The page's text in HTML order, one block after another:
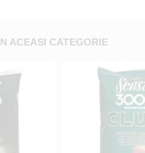
ACEASI CATEGORIE